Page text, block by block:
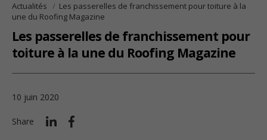
Actualités
Les passerelles de franchissement pour toiture à la
une du Roofing Magazine
Les passerelles de franchissement pour
toiture à la une du Roofing Magazine
10 juin 2020
Share